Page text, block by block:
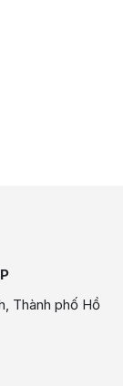
Thành phố Hồ